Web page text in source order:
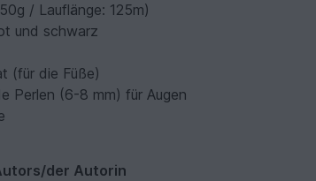
/ Lauflänge: 125m)
und schwarz
(für die Füße)
Perlen (6-8 mm) für Augen
der Autorin